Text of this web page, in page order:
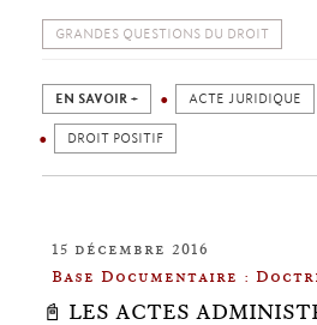
GRANDES QUESTIONS DU DROIT
EN SAVOIR + ACTE JURIDIQUE
DROIT POSITIF
15 décembre 2016
Base Documentaire :
📓 LES ACTES